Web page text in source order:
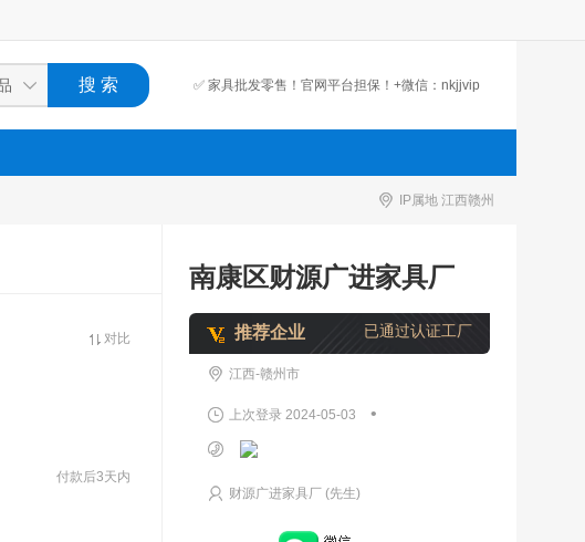
✅ 家具批发零售！官网平台担保！+微信：nkjjvip
IP属地 江西赣州
对比
付款后3天内
南康区财源广进家具厂
推荐企业 已通过认证工厂
江西-赣州市
上次登录 2024-05-03 •
财源广进家具厂 (先生)